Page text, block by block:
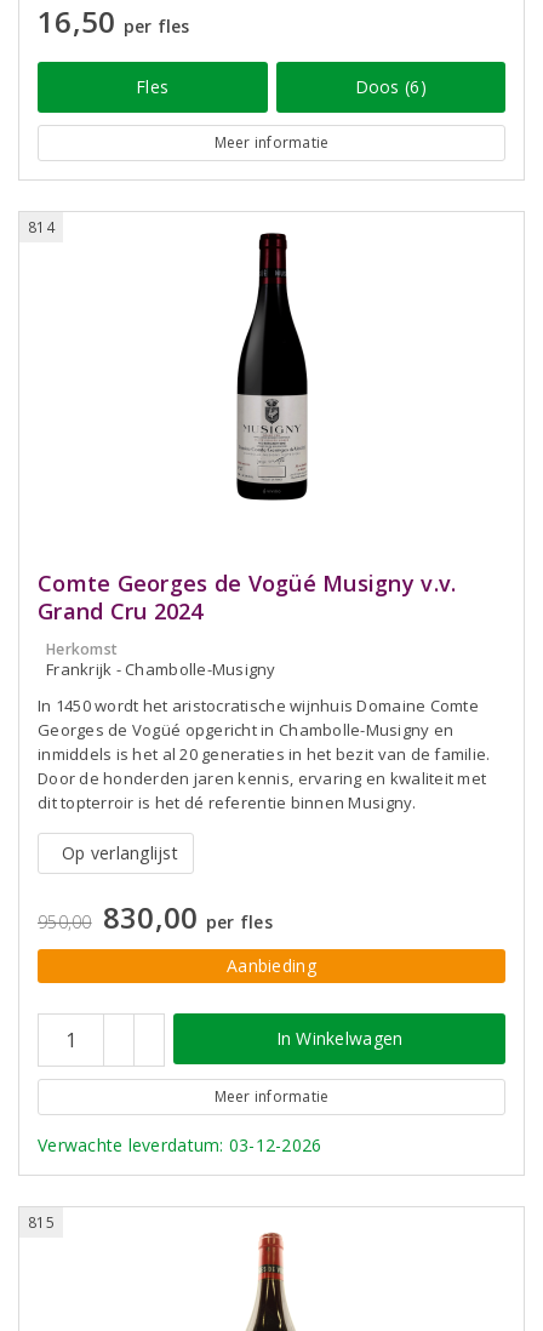
16,50 per fles
Fles Doos (6)
Meer informatie
814
Comte Georges de Vogüé Musigny v.v.
Grand Cru 2024
Herkomst
Frankrijk - Chambolle-Musigny
In 1450 wordt het aristocratische wijnhuis Domaine Comte
Georges de Vogüé opgericht in Chambolle-Musigny en
inmiddels is het al 20 generaties in het bezit van de familie.
Door de honderden jaren kennis, ervaring en kwaliteit met
dit topterroir is het dé referentie binnen Musigny.
Op verlanglijst
950,00 830,00 per fles
Aanbieding
In Winkelwagen
Meer informatie
Verwachte leverdatum: 03-12-2026
815